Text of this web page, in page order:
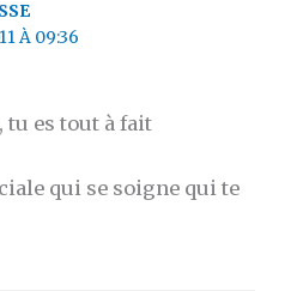
À 09:36
tu es tout à fait
qui se soigne qui te